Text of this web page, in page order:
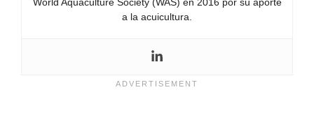
World Aquaculture Society (WAS) en 2016 por su aporte
a la acuicultura.